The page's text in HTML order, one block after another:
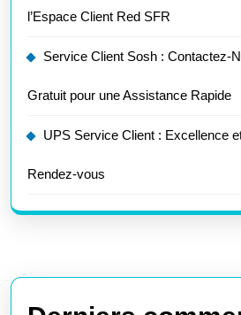
l’Espace Client Red SFR
Service Client Sosh : Contactez-
Gratuit pour une Assistance Rapide
UPS Service Client : Excellence
Rendez-vous